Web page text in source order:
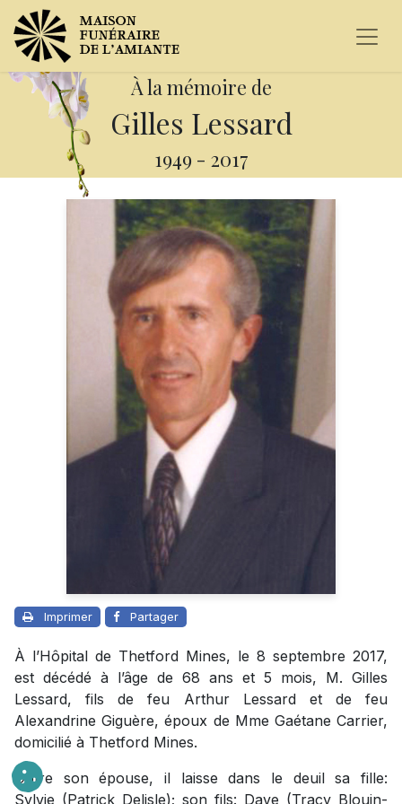
À la mémoire de
Gilles Lessard
1949 - 2017
Imprimer Partager
À l’Hôpital de Thetford Mines, le 8 septembre 2017,
est décédé à l’âge de 68 ans et 5 mois, M. Gilles
Lessard, fils de feu Arthur Lessard et de feu
Alexandrine Giguère, époux de Mme Gaétane Carrier,
domicilié à Thetford Mines.
Outre son épouse, il laisse dans le deuil sa fille:
Sylvie (Patrick Delisle); son fils: Dave (Tracy Blouin-